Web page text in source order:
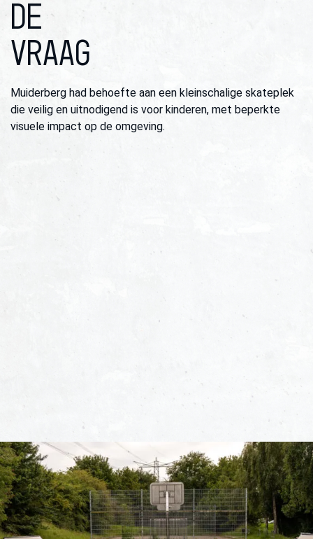
DE
VRAAG
Muiderberg had behoefte aan een kleinschalige skateplek
die veilig en uitnodigend is voor kinderen, met beperkte
visuele impact op de omgeving.